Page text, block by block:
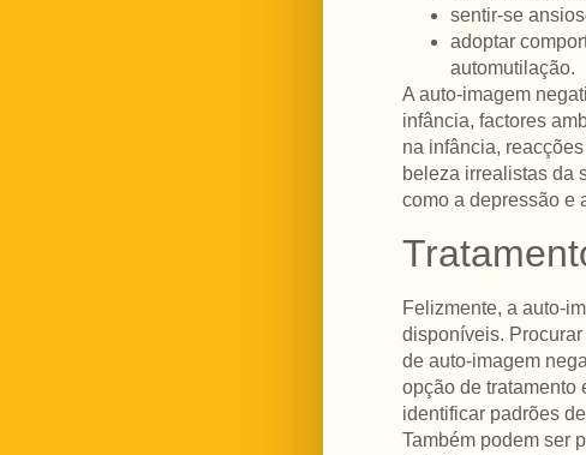
sentir-se
adoptar
automutilação.
A auto-imagem
infância, factores
na infância,
beleza irrealistas da
como a depressão e
Felizmente, a auto-
disponíveis.
de auto-imagem
opção de tratamento
identificar padrões
Também podem ser